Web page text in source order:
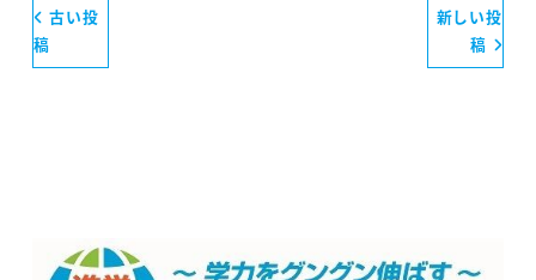
古い投
稿
新しい投
稿